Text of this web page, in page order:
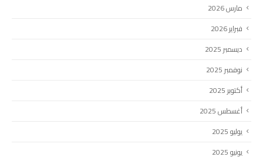
مارس 2026
فبراير 2026
ديسمبر 2025
نوفمبر 2025
أكتوبر 2025
أغسطس 2025
يوليو 2025
يونيو 2025